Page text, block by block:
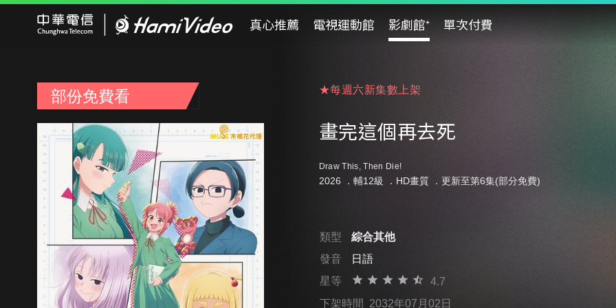
真心推薦 電視運動館 影劇館⁺ 單次付費
部份免費看
★每週六新集數上架
畫完這個再去死
Draw This, Then Die!
2026 ． 輔12級 ．HD畫質 ．更新至第6集(部分免費)
類型
綜合其他
發音
日語
星等
4.7
下架時間 2032年07月02日